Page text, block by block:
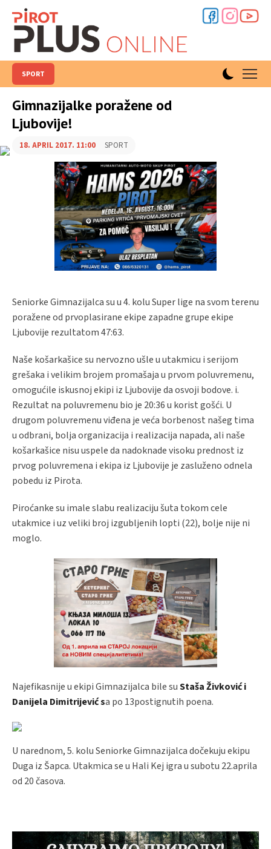
SPORT
Gimnazijalke poražene od
Ljubovije!
18. APRIL 2017. 11:00 SPORT
Seniorke Gimnazijalca su u 4. kolu Super lige na svom terenu
poražene od prvoplasirane ekipe zapadne grupe ekipe
Ljubovije rezultatom 47:63.
Naše košarkašice su nervozno ušle u utakmicu i serijom
grešaka i velikim brojem promašaja u prvom poluvremenu,
omogućile iskusnoj ekipi iz Ljubovije da osvoji bodove. i.
Rezultat na poluvremenu bio je 20:36 u korist gošći. U
drugom poluvremenu viđena je veća borbenost našeg tima
u odbrani, bolja organizacija i realizacija napada, ali naše
košarkašice nisu uspele da nadoknade visoku prednost iz
prvog poluvremena i ekipa iz Ljubovije je zasluženo odnela
pobedu iz Pirota.
Piroćanke su imale slabu realizaciju šuta tokom cele
utakmice i uz veliki broj izgubljenih lopti (22), bolje nije ni
moglo.
Najefikasnije u ekipi Gimnazijalca bile suStaša Živković i
Danijela Dimitrijević sa po 13postignutih poena.
U narednom, 5. kolu Seniorke Gimnazijalca dočekuju ekipu
Duga iz Šapca. Utakmica se u Hali Kej igra u subotu 22.aprila
od 20 časova.